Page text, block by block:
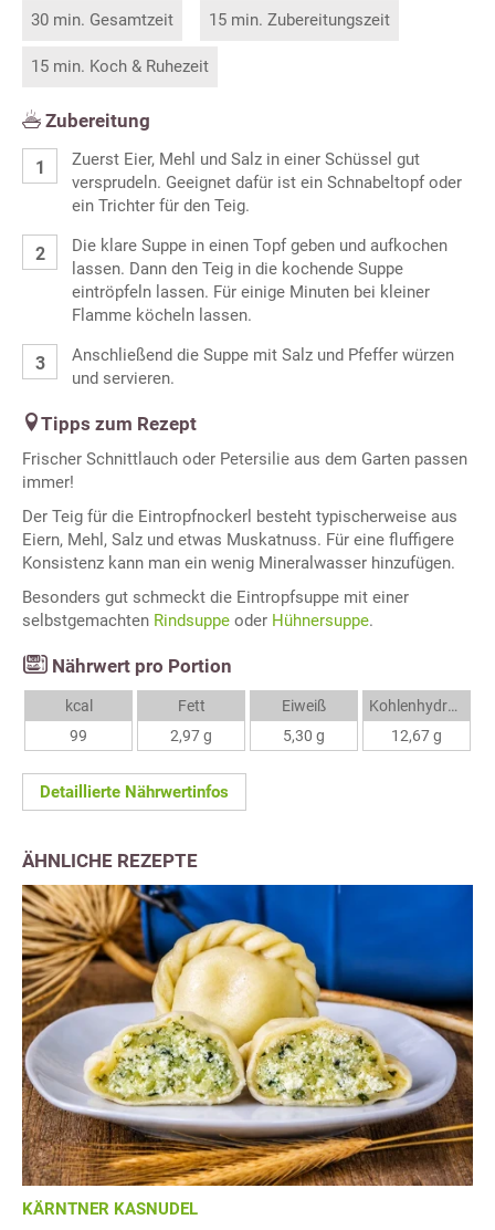
30 min. Gesamtzeit 15 min. Zubereitungszeit
15 min. Koch & Ruhezeit
Zubereitung
Zuerst Eier, Mehl und Salz in einer Schüssel gut
versprudeln. Geeignet dafür ist ein Schnabeltopf oder
ein Trichter für den Teig.
Die klare Suppe in einen Topf geben und aufkochen
lassen. Dann den Teig in die kochende Suppe
eintröpfeln lassen. Für einige Minuten bei kleiner
Flamme köcheln lassen.
Anschließend die Suppe mit Salz und Pfeffer würzen
und servieren.
Tipps zum Rezept
Frischer Schnittlauch oder Petersilie aus dem Garten passen
immer!
Der Teig für die Eintropfnockerl besteht typischerweise aus
Eiern, Mehl, Salz und etwas Muskatnuss. Für eine fluffigere
Konsistenz kann man ein wenig Mineralwasser hinzufügen.
Besonders gut schmeckt die Eintropfsuppe mit einer
selbstgemachten Rindsuppe oder Hühnersuppe.
Nährwert pro Portion
kcal
99
Fett
2,97 g
Eiweiß
5,30 g
Kohlenhydrate
12,67 g
Detaillierte Nährwertinfos
ÄHNLICHE REZEPTE
KÄRNTNER KASNUDEL